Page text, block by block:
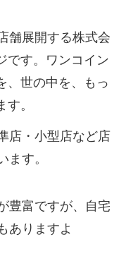
舗展開する株式会
です。ワンコイン
、世の中を、もっ
。
店・小型店など店
ます。
豊富ですが、自宅
ありますよ